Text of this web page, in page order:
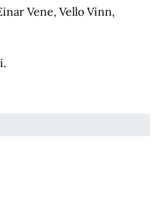
Vene, Vello Vinn,